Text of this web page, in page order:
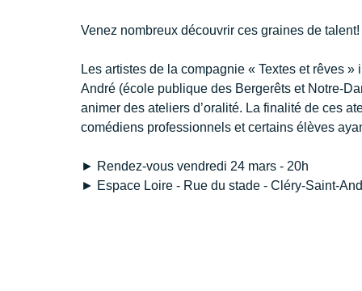
Venez nombreux découvrir ces graines de talent!
Les artistes de la compagnie « Textes et rêves
André (école publique des Bergerêts et Notre-
animer des ateliers d’oralité. La finalité de ces
comédiens professionnels et certains élèves
► Rendez-vous vendredi 24 mars - 20h
► Espace Loire - Rue du stade - Cléry-Saint-